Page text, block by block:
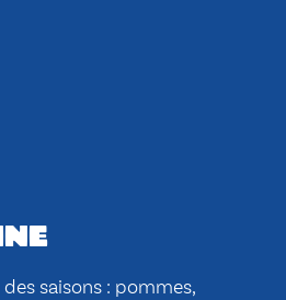
saisons : pommes,